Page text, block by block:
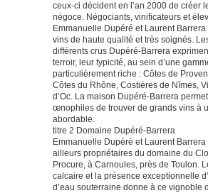
ceux-ci décident en l’an 2000 de créer
négoce. Négociants, vinificateurs et
Emmanuelle Dupéré et Laurent
vins de haute qualité et très soignés.
différents crus Dupéré-Barrera
terroir, leur typicité, au sein d’une
particulièrement riche : Côtes de
Côtes du Rhône, Costières de Nîmes,
d’Oc. La maison Dupéré-Barrera
œnophiles de trouver de grands vins à
abordable.
titre 2 Domaine Dupéré-Barrera
Emmanuelle Dupéré et Laurent Barrera
ailleurs propriétaires du domaine du
Procure, à Carnoules, près de Toulon.
calcaire et la présence exceptionnelle
d’eau souterraine donne à ce vignoble